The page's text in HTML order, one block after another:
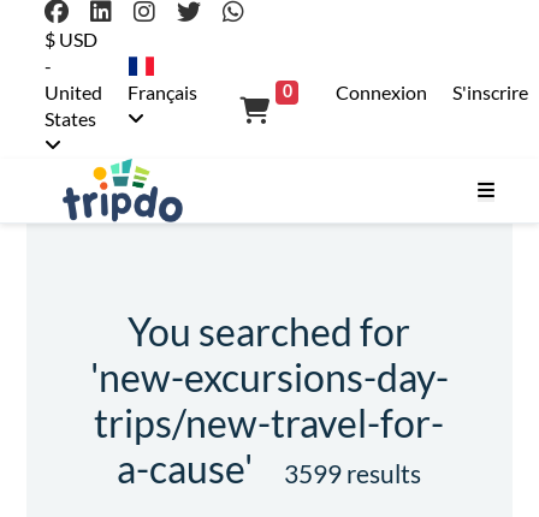
$ USD
-
United
States
Français 0 Connexion S'inscrire
You searched for
'new-excursions-day-
trips/new-travel-for-
a-cause'
3599 results